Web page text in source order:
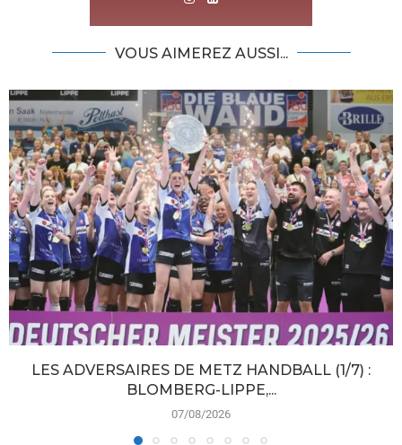
VOUS AIMEREZ AUSSI...
LES ADVERSAIRES DE METZ HANDBALL (1/7) :
BLOMBERG-LIPPE,...
07/08/2026